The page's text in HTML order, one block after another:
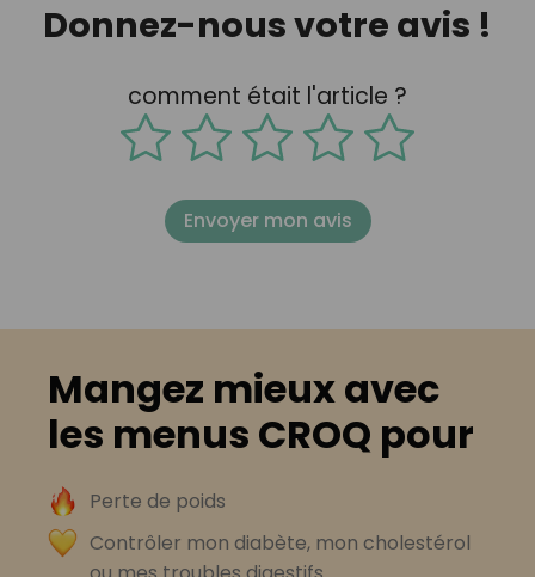
Donnez-nous votre avis !
comment était l'article ?
Envoyer mon avis
Mangez mieux avec
les menus CROQ pour
Perte de poids
Contrôler mon diabète, mon cholestérol